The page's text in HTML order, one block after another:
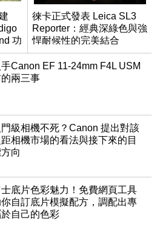
功
徠卡正式發表 Leica SL3
Reporter：經典深綠色與強
悍耐候性的完美結合
手Canon EF 11-24mm F4L USM
兩三事
門級相機不死？Canon 提出對該
相機市場的看法與接下來的目
向
底片色彩魅力！免費網頁工具
你自訂底片模擬配方，調配出專
於自己的色彩